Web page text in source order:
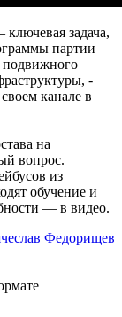
Самарского
тренер
этапа Кубка
с 21 по
турнир
области 8
задача,
партии
подвижного
-
канале в
на
вопрос.
из
обучение и
— в видео.
Федорищев